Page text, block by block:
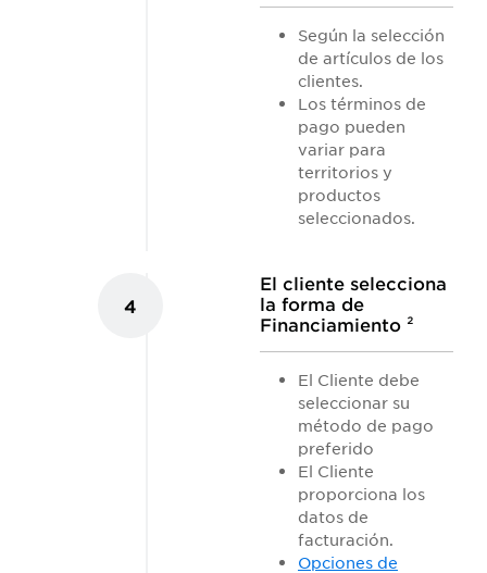
Según la selección
de artículos de los
clientes.
Los términos de
pago pueden
variar para
territorios y
productos
seleccionados.
4
El cliente selecciona
la forma de
Financiamiento ²
El Cliente debe
seleccionar su
método de pago
preferido
El Cliente
proporciona los
datos de
facturación.
Opciones de